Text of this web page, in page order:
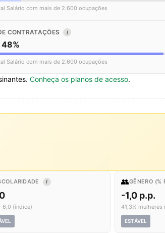
Salário com mais de 2.600 ocupações
CONTRATAÇÕES I
48%
Salário com mais de 2.600 ocupações
Conheça os planos de acesso.
I
(índice)
👥GÊNERO (%
-1,0 p.p.
41,3%
ESTÁVEL